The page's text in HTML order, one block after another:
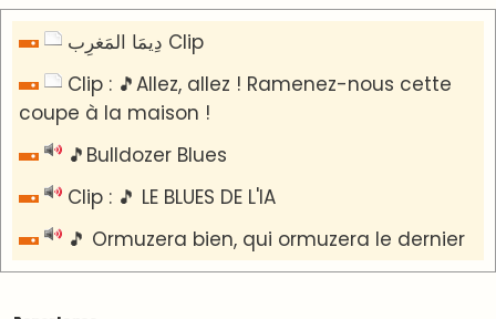
projets” du Ministère de l’Équipement et de
l’Eau
AGENDA CULTUREL
Nacim Haddad en Concert à Tétouan – Ayta